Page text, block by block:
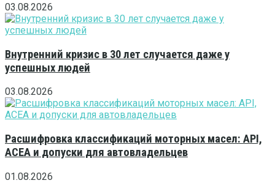
03.08.2026
Внутренний кризис в 30 лет случается даже у
успешных людей
03.08.2026
Расшифровка классификаций моторных масел: API,
ACEA и допуски для автовладельцев
01.08.2026